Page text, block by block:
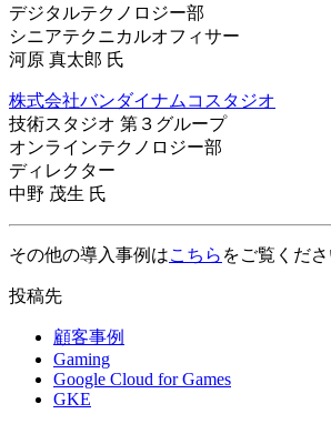
デジタルテクノロジー部
シニアテクニカルオフィサー
河原 真太郎 氏
株式会社バンダイナムコスタジオ
技術スタジオ 第３グループ
オンラインテクノロジー部
ディレクター
中野 茂生 氏
その他の導入事例はこちら をご覧くださ
投稿先
顧客事例
Gaming
Google Cloud for Games
GKE